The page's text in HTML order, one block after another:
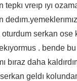
tepkı vreıp ıyı
serkan ose
. bende
bıraz daha
geldı